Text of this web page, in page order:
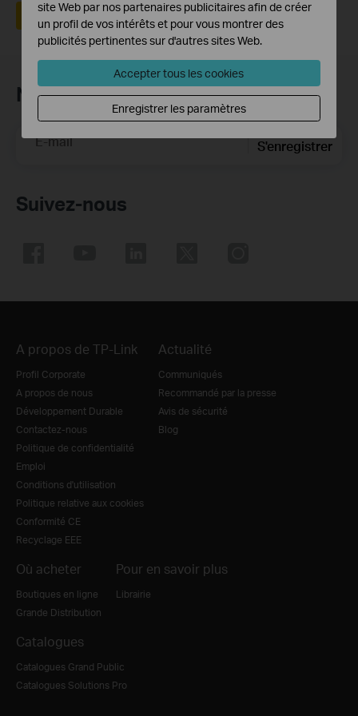
Oui Non
Newsletter TP-Link
E-mail S'enregistrer
Suivez-nous
A propos de TP-Link
Profil Corporate
A propos de nous
Développement Durable
Contactez-nous
Politique de confidentialité
Emploi
Conditions d'utilisation
Politique relative aux cookies
Conformité CE
Recyclage EEE
Actualité
Communiqués
Recommandé par la presse
Avis de sécurité
Blog
Où acheter
Boutiques en ligne
Grande Distribution
Pour en savoir plus
Librairie
Catalogues
Catalogues Grand Public
Catalogues Solutions Pro
site Web par nos partenaires publicitaires afin de créer
un profil de vos intérêts et pour vous montrer des
publicités pertinentes sur d'autres sites Web.
Accepter tous les cookies
Enregistrer les paramètres